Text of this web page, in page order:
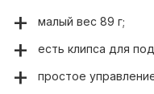
малый вес 89 г;
есть клипса для
простое